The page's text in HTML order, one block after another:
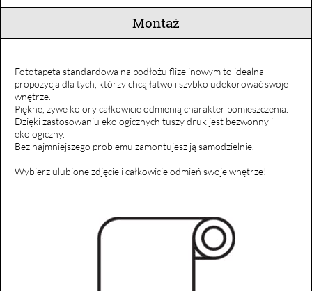
Montaż
Fototapeta standardowa na podłożu flizelinowym to idealna
propozycja dla tych, którzy chcą łatwo i szybko udekorować swoje
wnętrze.
Piękne, żywe kolory całkowicie odmienią charakter pomieszczenia.
Dzięki zastosowaniu ekologicznych tuszy druk jest bezwonny i
ekologiczny.
Bez najmniejszego problemu zamontujesz ją samodzielnie.
Wybierz ulubione zdjęcie i całkowicie odmień swoje wnętrze!